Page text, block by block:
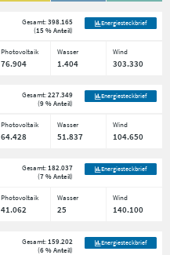
Gesamt:398.165
(15 % Anteil)
Energiesteckbrief
Photovoltaik Wasser Wind
76.904 1.404 303.330
Gesamt:227.349
(9 % Anteil)
Energiesteckbrief
Photovoltaik Wasser Wind
64.428 51.837 104.650
Gesamt:182.037
(7 % Anteil)
Energiesteckbrief
Photovoltaik Wasser Wind
41.062 25 140.100
Gesamt: 159.202
(6 % Anteil)
Energiesteckbrief